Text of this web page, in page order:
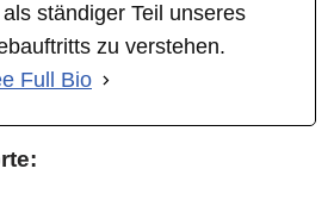
als ständiger Teil unseres
zu verstehen.
Full Bio